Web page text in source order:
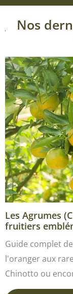
Nos
Les Agrumes
fruitiers
Guide complet
l'oranger aux
Chinotto ou